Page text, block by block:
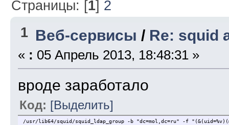
Страницы: [1] 2
1 Веб-сервисы / Re: squid
« : 05 Апрель 2013, 18:48:31 »
вроде заработало
Код: [Выделить]
/usr/lib64/squid/squid_ldap_group -b "dc=mol,dc=ru" -f